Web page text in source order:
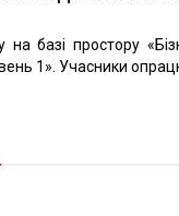
базі простору
1». Учасники